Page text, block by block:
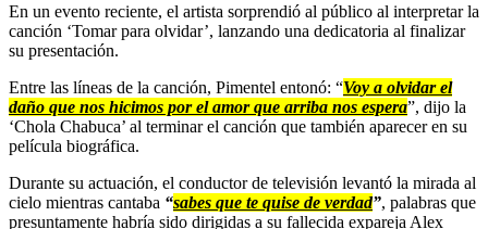
En un evento reciente, el artista sorprendió al público al interpretar la
canción ‘Tomar para olvidar’, lanzando una dedicatoria al finalizar
su presentación.
Entre las líneas de la canción, Pimentel entonó: “Voy a olvidar el
daño que nos hicimos por el amor que arriba nos espera”, dijo la
‘Chola Chabuca’ al terminar el canción que también aparecer en su
película biográfica.
Durante su actuación, el conductor de televisión levantó la mirada al
cielo mientras cantaba “sabes que te quise de verdad”, palabras que
presuntamente habría sido dirigidas a su fallecida expareja Alex